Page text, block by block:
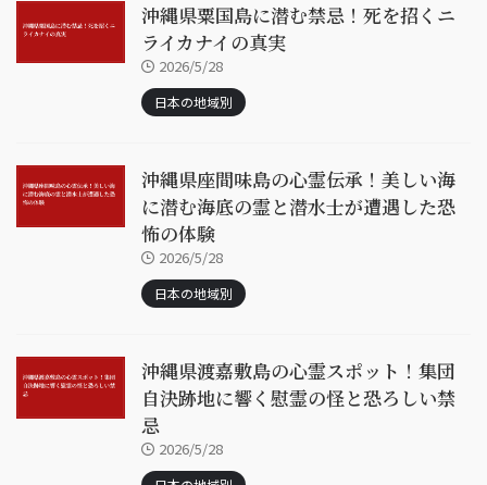
沖縄県粟国島に潜む禁忌！死を招くニ
ライカナイの真実
2026/5/28
日本の地域別
沖縄県座間味島の心霊伝承！美しい海
に潜む海底の霊と潜水士が遭遇した恐
怖の体験
2026/5/28
日本の地域別
沖縄県渡嘉敷島の心霊スポット！集団
自決跡地に響く慰霊の怪と恐ろしい禁
忌
2026/5/28